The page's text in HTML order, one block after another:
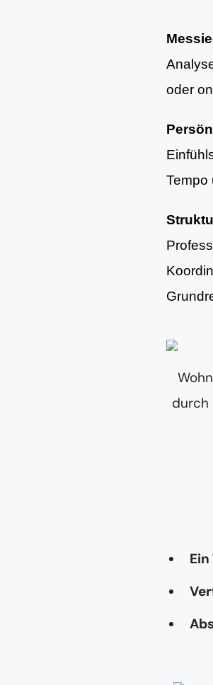
oder
Tempo